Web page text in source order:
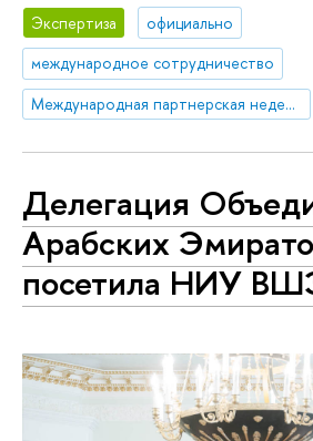
Экспертиза
официально
международное сотрудничество
Международная партнерская неделя – 2023
Делегация
Арабских
посетила НИУ